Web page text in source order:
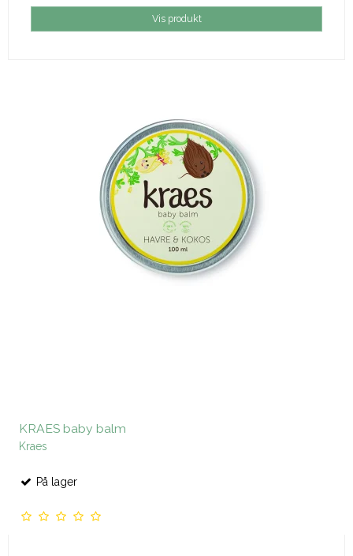
Vis produkt
KRAES baby balm
Kraes
På lager